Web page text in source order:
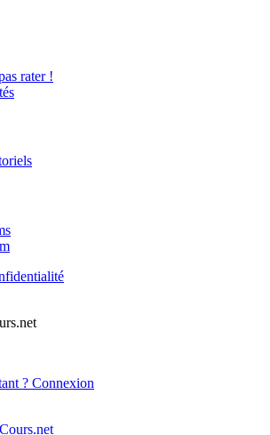
rater !
? Connexion